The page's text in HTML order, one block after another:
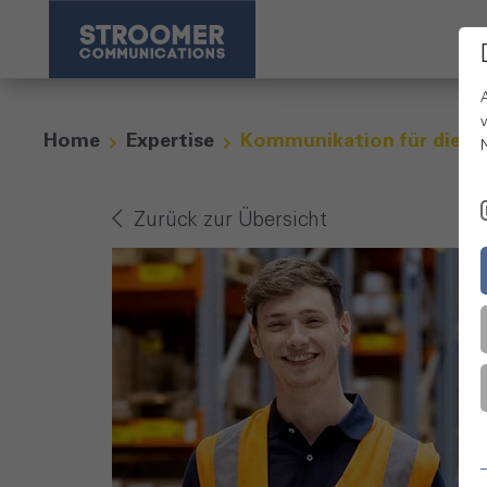
Home Expertise Kommunikation für die
Zurück zur Übersicht